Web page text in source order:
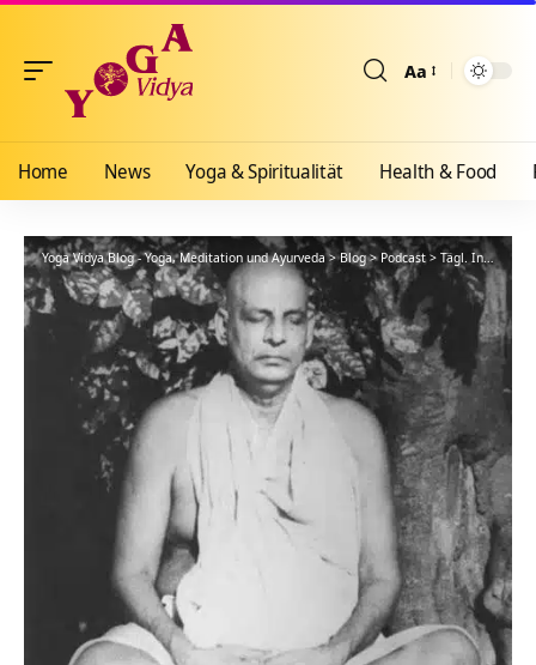
Aa
Home News Yoga & Spiritualität Health & Food
Yoga Vidya Blog - Yoga, Meditation und Ayurveda>Blog> Podcast> Tägl. Inspiration